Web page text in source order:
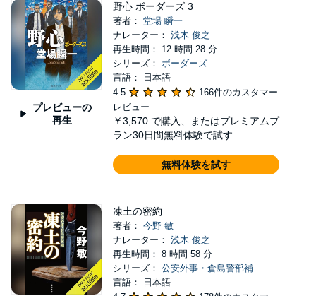
プレビューの
再生
野心 ボーダーズ 3
著者： 堂場 瞬一
ナレーター： 浅木 俊之
再生時間： 12 時間 28 分
シリーズ： ボーダーズ
言語： 日本語
4.5
166件のカスタマー
レビュー
￥3,570 で購入、またはプレミアムプ
ラン30日間無料体験で試す
無料体験を試す
凍土の密約
著者： 今野 敏
ナレーター： 浅木 俊之
再生時間： 8 時間 58 分
シリーズ： 公安外事・倉島警部補
言語： 日本語